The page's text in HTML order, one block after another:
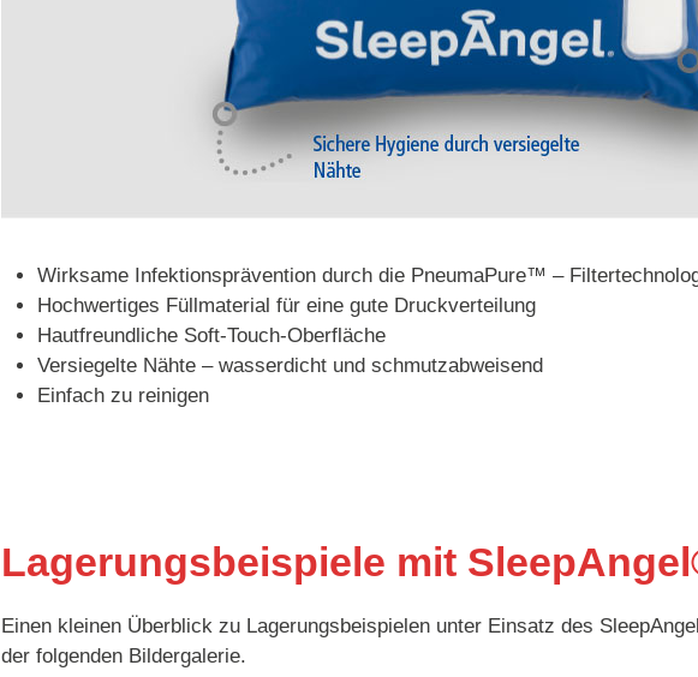
Wirksame Infektionsprävention durch die PneumaPure™ –
Hochwertiges Füllmaterial für eine gute Druckverteilung
Hautfreundliche Soft-Touch-Oberfläche
Versiegelte Nähte – wasserdicht und schmutzabweisend
Einfach zu reinigen
Lagerungsbeispiele mit
Einen kleinen Überblick zu Lagerungsbeispielen unter Einsatz des
der folgenden Bildergalerie.